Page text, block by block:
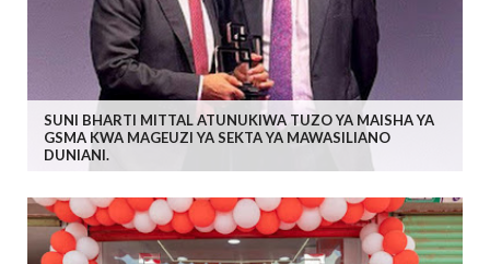
SUNI BHARTI MITTAL ATUNUKIWA TUZO YA MAISHA YA
GSMA KWA MAGEUZI YA SEKTA YA MAWASILIANO
DUNIANI.